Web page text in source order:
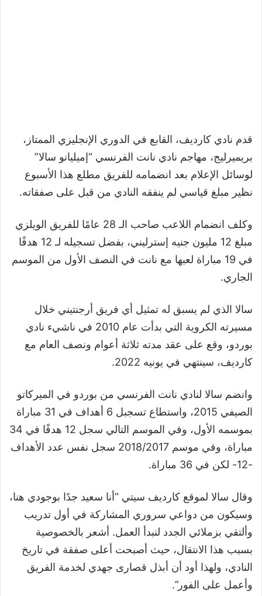
قدم نادي كارديف، القابع في الدوري الإنجليزي الممتاز،
بريميرليج، مهاجم نادي نانت الفرنسي “إميليانو سالا”
لوسائل الإعلام بعد انضمامه للفريق مطلع هذا الأسبوع
نظير مبلغ قياسي لم ينفقه النادي من قبل على صفقاته.
وكلف انضمام اللاعب صاحب الـ 28 عامًا للفريق الويلزي
مبلغ 12 مليون جنيه إسترليني، بفضل تسجيله لـ 12 هدفًا
في 19 مباراة لعبها مع نانت في النصف الأول من الموسم
الجاري.
سالا الذي لم يسبق له تمثيل أي فريق أرجنتيني خلال
مسيرته الكروية التي بدأت عام 2010 في ناشيء نادي
بوردو، وقع على عقد مدته ثلاثة أعوام ونصف العام مع
كارديف، سينتهي في يونيه 2022.
وانضم سالا لنادي نانت الفرنسي من بوردو في الميركاتو
الصيفي 2015، واستطاع تسجبل 6 أهداف في 31 مباراة
بموسمه الأول، وفي الموسم التالي سجل 12 هدفًا في 34
مباراة، وفي موسم 2018/2017 سجل نفس عدد الأهداف
-12- لكن في 36 مباراة.
وقال سالا لموقع كارديف سيتي “أنا سعيد جدًا بوجودي هنا،
وسيكون من دواعي سروري المشاركة في أول تدريب
وألتقي بزملائي الجدد لنبدأ العمل. أشعر بالخصوصية
بسبب هذا الانتقال، حيث أصبحت أعلى صفقة في تاريخ
النادي، ولهذا أود أن أبذل قصارى جهدي لخدمة الفريق
وأعمل على الفور”.